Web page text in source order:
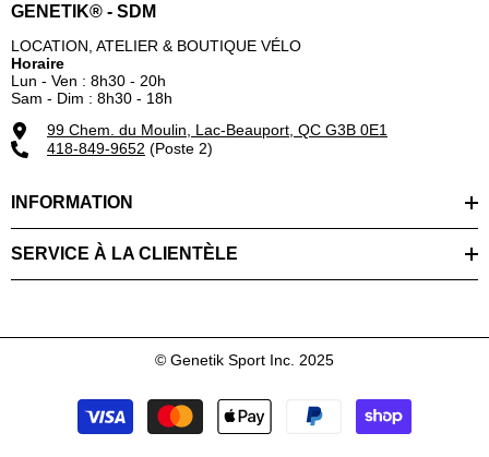
GENETIK® - SDM
LOCATION, ATELIER & BOUTIQUE VÉLO
Horaire
Lun - Ven : 8h30 - 20h
Sam - Dim : 8h30 - 18h
99 Chem. du Moulin, Lac-Beauport, QC G3B 0E1
418-849-9652 (Poste 2)
INFORMATION
SERVICE À LA CLIENTÈLE
© Genetik Sport Inc. 2025
Modes
de